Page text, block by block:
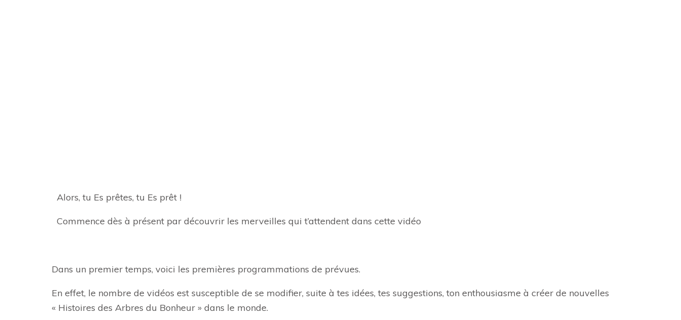
Alors, tu Es prêtes, tu Es prêt !
Commence dès à présent par découvrir les merveilles qui t’attendent dans cette vidéo
Dans un premier temps, voici les premières programmations de prévues.
En effet, le nombre de vidéos est susceptible de se modifier, suite à tes idées, tes suggestions, ton enthousiasme à créer de nouvelles
« Histoires des Arbres du Bonheur » dans le monde.